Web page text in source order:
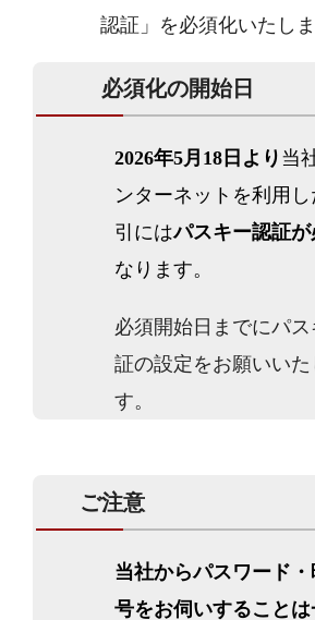
認証」を必須化いたしま
必須化の開始日
2026年5月18日より 当
ンターネットを利用し
引にはパスキー認証が
なります。
必須開始日までにパ
証の設定をお願いいた
す。
ご注意
当社からパスワード
号をお伺いすること